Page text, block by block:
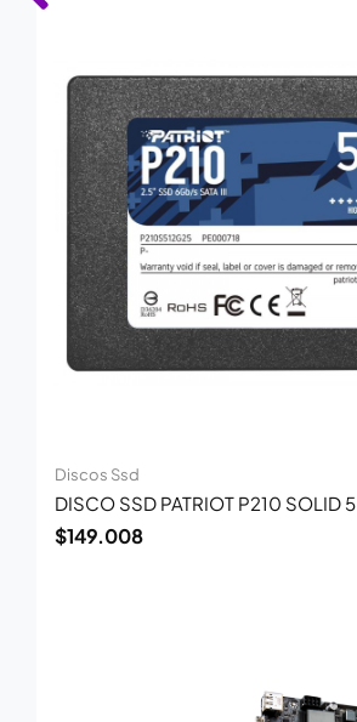
Discos Ssd
DISCO SSD PATRIOT P210 SOLID 5
$149.008